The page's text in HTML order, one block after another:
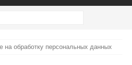
на обработку персональных данных